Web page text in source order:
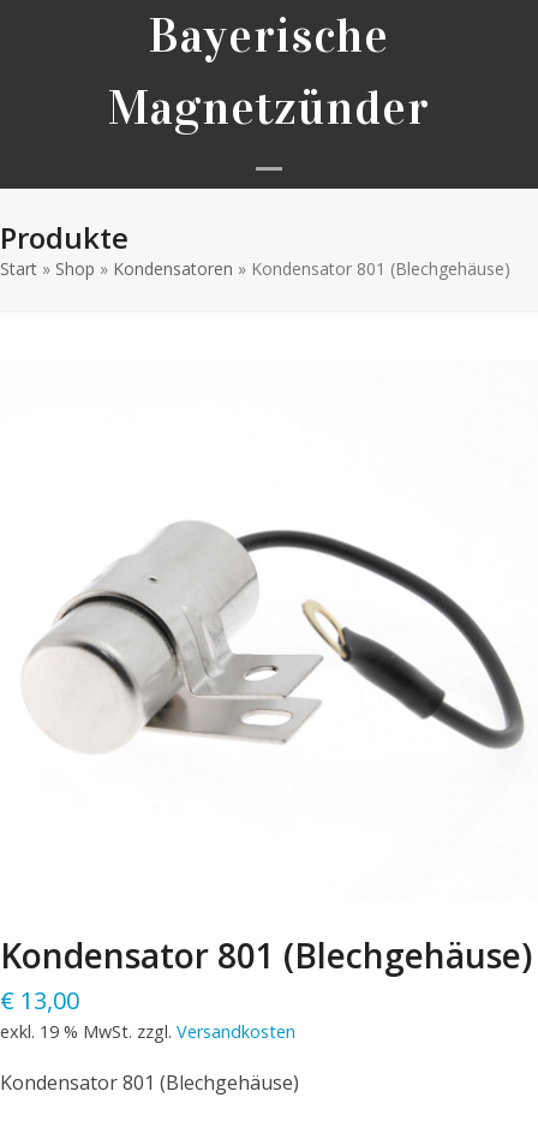
Bayerische
Magnetzünder
Open
menu
Close
menu
Produkte
Start » Shop » Kondensatoren » Kondensator 801 (Blechgehäuse)
Kondensator 801 (Blechgehäuse)
€ 13,00
exkl. 19 % MwSt. zzgl. Versandkosten
Kondensator 801 (Blechgehäuse)